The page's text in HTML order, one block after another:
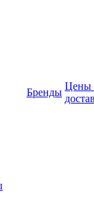
Бренды
Цены